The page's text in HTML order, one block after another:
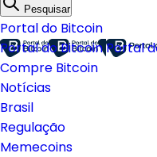
Pesquisar
Portal do Bitcoin
Portal do BitcoinPortal
Compre Bitcoin
Notícias
Brasil
Regulação
Memecoins